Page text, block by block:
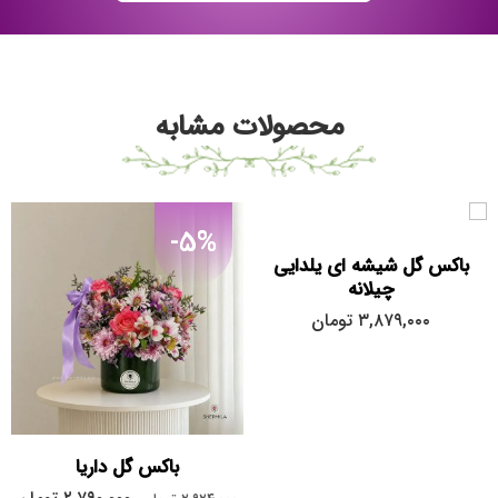
محصولات مشابه
باکس گل شیشه ای یلدایی
چیلانه
۳,۸۷۹,۰۰۰ تومان
-5%
باکس گل داریا